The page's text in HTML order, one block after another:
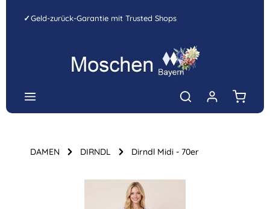
Zum Hauptinhalt springen
✓Geld-zurück-Garantie mit Trusted Shops
DAMEN DIRNDL Dirndl Midi - 70er
Bildergalerie überspringen